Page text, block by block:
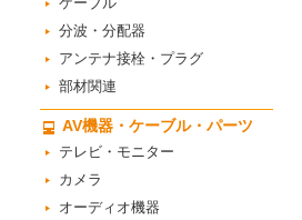
分波・分配器
アンテナ接栓・プラグ
部材関連
AV機器・ケーブル・パーツ
テレビ・モニター
カメラ
オーディオ機器